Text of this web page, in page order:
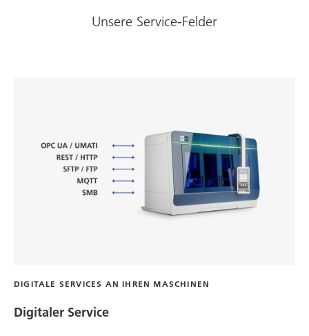
Unsere Service-Felder
DIGITALE SERVICES AN IHREN MASCHINEN
Digitaler Service